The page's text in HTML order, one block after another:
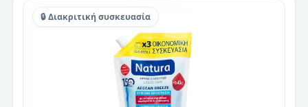
🔒 Διακριτική συσκευασία